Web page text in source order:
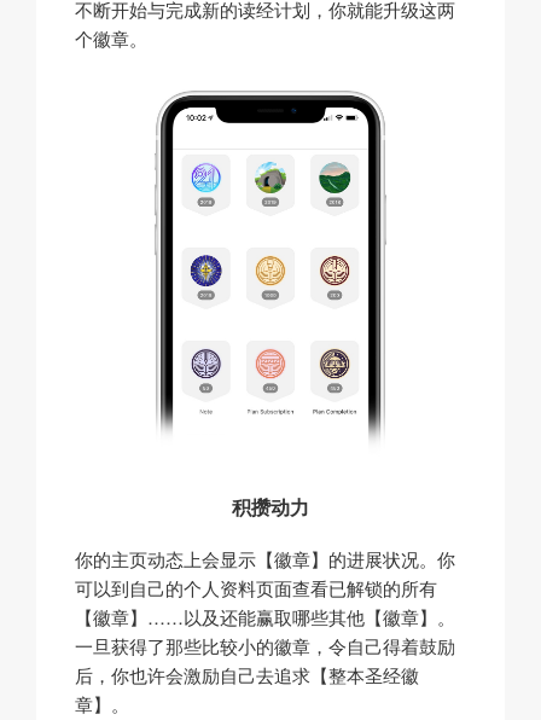
不断开始与完成新的读经计划，你就能升级这两
个徽章。
积攒动力
你的主页动态上会显示【徽章】的进展状况。你
可以到自己的个人资料页面查看已解锁的所有
【徽章】……以及还能赢取哪些其他【徽章】。
一旦获得了那些比较小的徽章，令自己得着鼓励
后，你也许会激励自己去追求【整本圣经徽
章】。